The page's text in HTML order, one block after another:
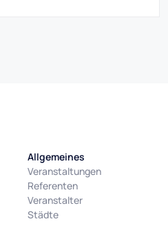
Allgemeines
Veranstaltungen
Referenten
Veranstalter
Städte